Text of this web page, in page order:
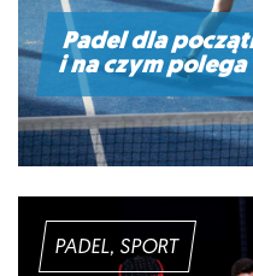
Padel dla
i na czym
PADEL, SPORT